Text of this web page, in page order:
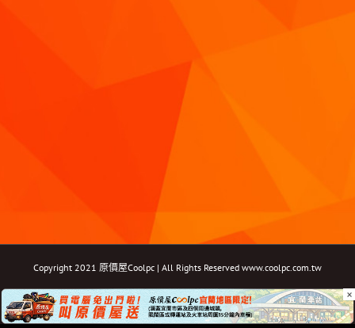
Copyright 2021 原價屋Coolpc | All Rights Reserved www.coolpc.com.tw
FacebookInstagramYouTubeTwitterEmail: ×